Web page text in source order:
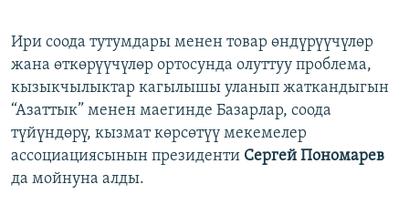
Ири соода тутумдары менен товар өндүрүүчүлөр
жана өткөрүүчүлөр ортосунда олуттуу проблема,
кызыкчылыктар кагылышы уланып жаткандыгын
“Азаттык” менен маегинде Базарлар, соода
түйүндөрү, кызмат көрсөтүү мекемелер
ассоциациясынын президенти Сергей Пономарев
да мойнуна алды.